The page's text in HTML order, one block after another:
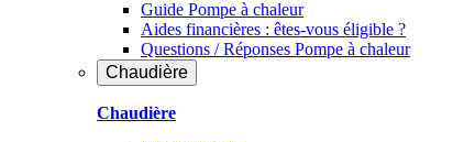
Guide Pompe à chaleur
Aides financières : êtes-vous éligible ?
Questions / Réponses Pompe à chaleur
Chaudière
Chaudière